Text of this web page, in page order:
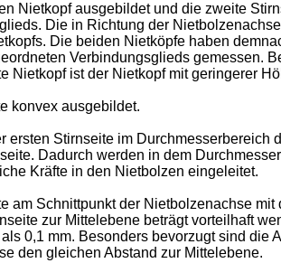
Nietkopf ausgebildet und die zweite
Die in Richtung der
Die beiden Nietköpfe haben
Verbindungsglieds gemessen.
Nietkopf ist der Nietkopf mit geringerer
konvex ausgebildet.
ersten Stirnseite im
Dadurch werden in dem
Kräfte in den Nietbolzen eingeleitet.
am Schnittpunkt der Nietbolzenachse
zur Mittelebene beträgt vorteilhaft
0,1 mm. Besonders bevorzugt sind
den gleichen Abstand zur Mittelebene.